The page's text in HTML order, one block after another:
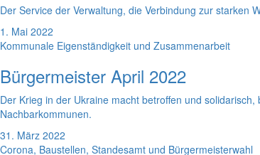
Der Service der Verwaltung, die Verbindung zur starken
1. Mai 2022
Kommunale Eigenständigkeit und Zusammenarbeit
Bürgermeister April 2022
Der Krieg in der Ukraine macht betroffen und
Nachbarkommunen.
31. März 2022
Corona, Baustellen, Standesamt und Bürgermeisterwahl